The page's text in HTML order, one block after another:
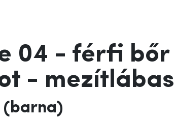
04 - férfi bőr
- mezítlábas
(barna)